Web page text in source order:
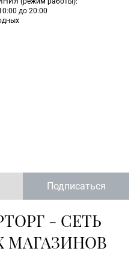
до 20:00
Подписаться
- СЕТЬ